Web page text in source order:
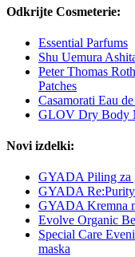
Odkrijte Cosmeterie:
Essential Parfums
Shu Uemura
Peter Thomas
Patches
Casamorati Eau
GLOV Dry Body
Novi izdelki:
GYADA Piling za
GYADA
GYADA Kremna
Evolve Organic
Special Care
maska